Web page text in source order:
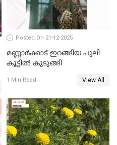
Posted On 21-12-2025
മണ്ണാർക്കാട് ഇറങ്ങിയ പുലി
കൂട്ടിൽ കുടുങ്ങി
1 Min Read View All